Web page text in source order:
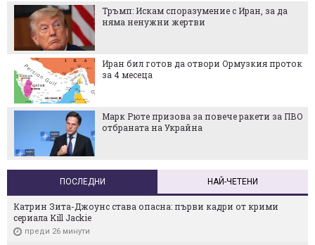
Тръмп: Искам споразумение с Иран, за да
няма ненужни жертви
Иран бил готов да отвори Ормузкия проток
за 4 месеца
Марк Рюте призова за повече ракети за ПВО
отбраната на Украйна
ПОСЛЕДНИ НАЙ-ЧЕТЕНИ
Катрин Зита-Джоунс става опасна: първи кадри от крими
сериала Kill Jackie
преди 26 минути